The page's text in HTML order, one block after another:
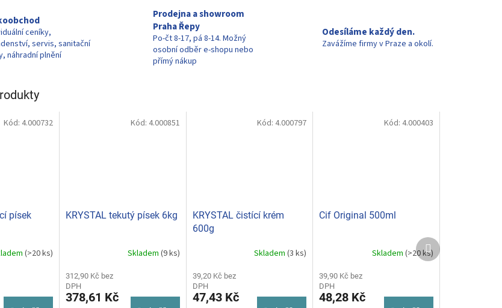
ceníky,
servis, sanitační
náhradní plnění
Prodejna a showroom
Praha Řepy
Po-čt 8-17, pá 8-14. Možný
osobní odběr e-shopu nebo
přímý nákup
Odesíláme každý den.
Zavážíme firmy v Praze a okolí.
písek
(>20 ks)
Kód: 4.000732
KRYSTAL tekutý písek 6kg
produktu
je
5,0
Skladem (9 ks)
312,90 Kč bez
DPH
378,61 Kč
Kód: 4.000851
KRYSTAL čistící krém
600g
produktu
je
5,0
Skladem(3 ks)
39,20 Kč bez
DPH
47,43 Kč
Kód: 4.000797
Cif Original 500ml
Skladem (>20 ks)
39,90 Kč bez
DPH
48,28 Kč
Kód: 4.000403
Další
produkt